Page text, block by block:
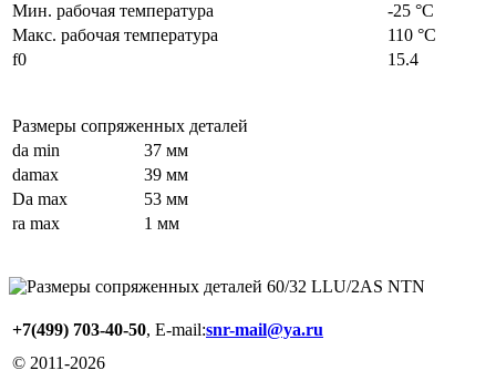
Мин. рабочая температура
-25 °C
Макс. рабочая температура
110 °C
f0
15.4
Размеры сопряженных деталей
da min
37 мм
damax
39 мм
Da max
53 мм
ra max
1 мм
+7(499) 703-40-50, E-mail:snr-mail@ya.ru
© 2011-2026